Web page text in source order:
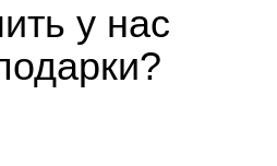
у нас